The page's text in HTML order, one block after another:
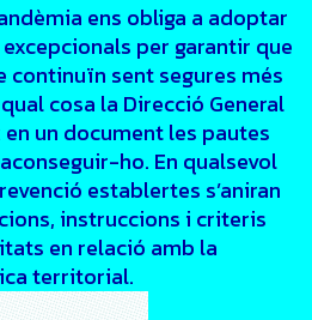
ens obliga a adoptar
per garantir que
sent segures més
cosa la Direcció General
un document les pautes
ho. En qualsevol
establertes s’aniran
instruccions i criteris
en relació amb la
territorial.